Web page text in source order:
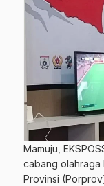
Mamuju,
cabang olahraga
Provinsi